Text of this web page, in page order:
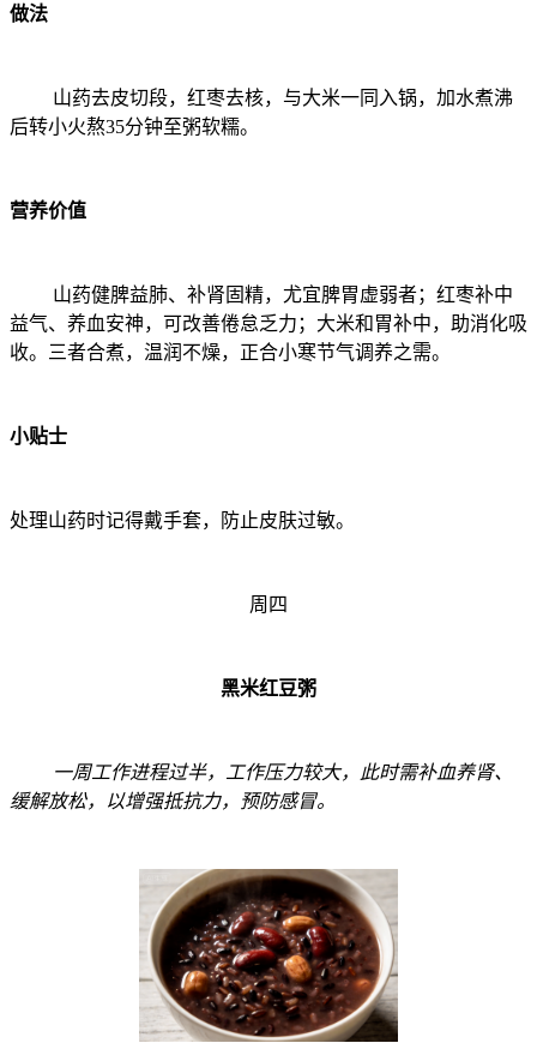
做法
山药去皮切段，红枣去核，与大米一同入锅，加水煮沸
后转小火熬35分钟至粥软糯。
营养价值
山药健脾益肺、补肾固精，尤宜脾胃虚弱者；红枣补中
益气、养血安神，可改善倦怠乏力；大米和胃补中，助消化吸
收。三者合煮，温润不燥，正合小寒节气调养之需。
小贴士
处理山药时记得戴手套，防止皮肤过敏。
周四
黑米红豆粥
一周工作进程过半，工作压力较大，此时需补血养肾、
缓解放松，以增强抵抗力，预防感冒。